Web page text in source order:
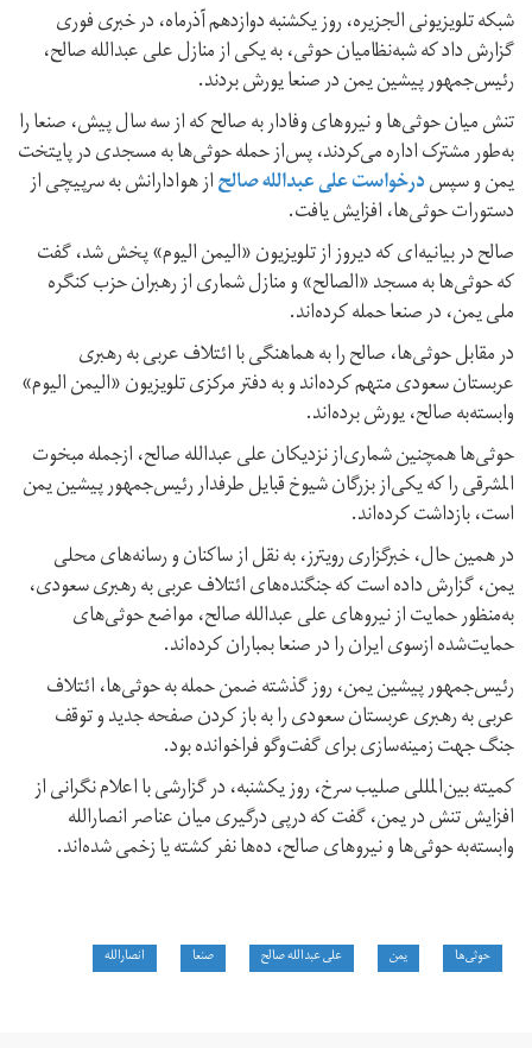
شبکه تلویزیونی الجزیره، روز یکشنبه دوازدهم آذرماه، در خبری فوری
گزارش داد که شبه‌نظامیان حوثی، به یکی از منازل علی عبدالله صالح،
رئیس‌جمهور پیشین یمن در صنعا یورش بردند.
تنش میان حوثی‌ها و نیروهای وفادار به صالح که از سه سال پیش، صنعا را
به‌‌طور مشترک اداره می‌کردند، پس‌از حمله حوثی‌ها به مسجدی در پایتخت
یمن و سپسدرخواست علی عبدالله صالحاز هوادارانش به سرپیچی از
دستورات حوثی‌ها، افزایش یافت.
صالح در بیانیه‌ای که دیروز از تلویزیون «الیمن الیوم» پخش شد، گفت
که حوثی‌ها به مسجد «الصالح» و منازل شماری از رهبران حزب کنگره
ملی یمن، در صنعا حمله کرد‌ه‌اند.
در مقابل حوثی‌ها، صالح را به هماهنگی با ائتلاف عربی به رهبری
عربستان سعودی متهم کرده‌اند و به دفتر مرکزی تلویزیون «الیمن الیوم»
وابسته‌به صالح، یورش برده‌اند.
حوثی‌ها همچنین شماری‌از نزدیکان علی عبدالله صالح، ازجمله مبخوت
المشرقی را که یکی‌از بزرگان شیوخ قبایل طرفدار رئیس‌جمهور پیشین یمن
است، بازداشت کرده‌اند.
در همین حال، خبرگزاری رویترز، به نقل از ساکنان و رسانه‌های محلی
یمن، گزارش داده است که جنگنده‌های ائتلاف عربی به رهبری سعودی،
به‌منظور حمایت از نیروهای علی عبدالله صالح، مواضع حوثی‌های
حمایت‌شده ازسوی ایران را در صنعا بمباران کرده‌اند.
رئيس‌جمهور پیشین یمن، روز گذشته ضمن حمله به حوثی‌ها، ائتلاف
عربی به رهبری عربستان سعودی را به باز کردن صفحه جدید و توقف
جنگ جهت زمینه‌سازی برای گفت‌وگو فراخوانده بود.
کمیته بین‌المللی صلیب سرخ، روز یکشنبه، در گزارشی با اعلام نگرانی از
افزایش تنش در یمن، گفت که درپی درگیری میان عناصر انصارالله
وابسته‌به حوثی‌ها و نیروهای صالح، ده‌ها نفر کشته یا زخمی شده‌اند.
حوثی‌ها یمن علی عبدالله صالح صنعا انصارالله